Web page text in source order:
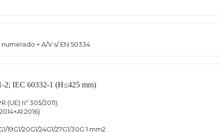
+ A/V s/ EN 50334
2; IEC 60332-1 (H≤425 mm)
(UE) nº 305/2011):
19G1/20G1/24G1/27G1/30G 1 mm2